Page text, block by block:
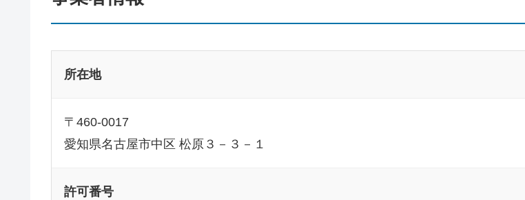
所在地
〒460-0017
愛知県名古屋市中区 松原３－３－１
許可番号